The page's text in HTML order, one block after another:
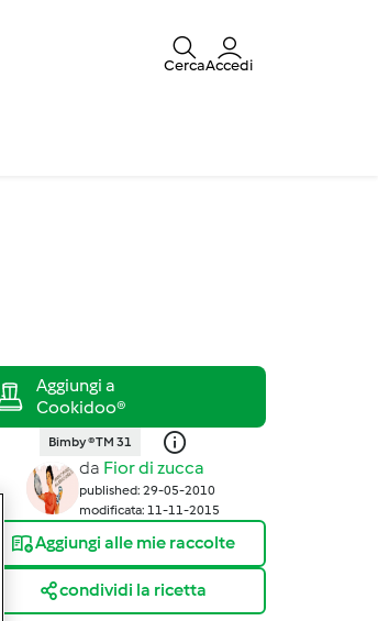
CercaAccedi
Bimby ® TM 31
da Fior di zucca
published: 29-05-2010
modificata: 11-11-2015
Aggiungi alle mie raccolte
condividi la ricetta